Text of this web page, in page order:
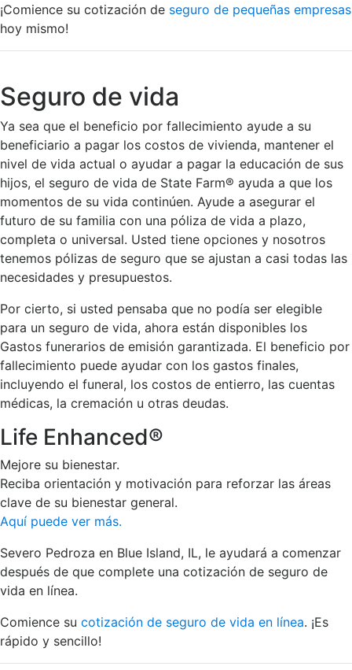
¡Comience su cotización de seguro de pequeñas empresas
hoy mismo!
Seguro de vida
Ya sea que el beneficio por fallecimiento ayude a su
beneficiario a pagar los costos de vivienda, mantener el
nivel de vida actual o ayudar a pagar la educación de sus
hijos, el seguro de vida de State Farm® ayuda a que los
momentos de su vida continúen. Ayude a asegurar el
futuro de su familia con una póliza de vida a plazo,
completa o universal. Usted tiene opciones y nosotros
tenemos pólizas de seguro que se ajustan a casi todas las
necesidades y presupuestos.
Por cierto, si usted pensaba que no podía ser elegible
para un seguro de vida, ahora están disponibles los
Gastos funerarios de emisión garantizada. El beneficio por
fallecimiento puede ayudar con los gastos finales,
incluyendo el funeral, los costos de entierro, las cuentas
médicas, la cremación u otras deudas.
Life Enhanced®
Mejore su bienestar.
Reciba orientación y motivación para reforzar las áreas
clave de su bienestar general.
Aquí puede ver más.
Severo Pedroza en Blue Island, IL, le ayudará a comenzar
después de que complete una cotización de seguro de
vida en línea.
Comience su cotización de seguro de vida en línea. ¡Es
rápido y sencillo!